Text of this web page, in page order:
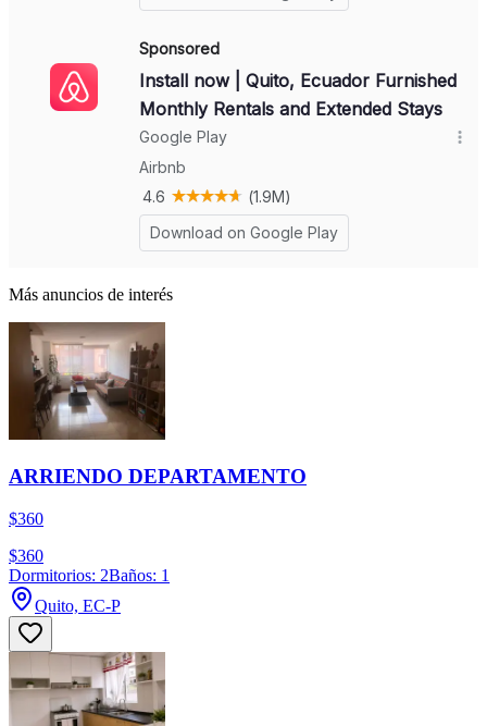
Más anuncios de interés
ARRIENDO DEPARTAMENTO
$360
$360
Dormitorios: 2Baños: 1
Quito, EC-P